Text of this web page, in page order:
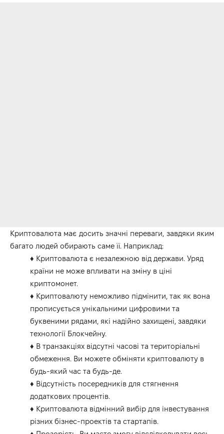
Криптовалюта має досить значні переваги, завдяки яким
багато людей обирають саме її. Наприклад:
♦ Криптовалюта є незалежною від держави. Уряд
країни не може впливати на зміну в ціні
криптомонет.
♦ Криптовалюту неможливо підмінити, так як вона
прописується унікальними цифровими та
буквеними рядами, які надійно захищені, завдяки
технології Блокчейну.
♦ В транзакціях відсутні часові та територіальні
обмеження. Ви можете обміняти криптовалюту в
будь-який час та будь-де.
♦ Відсутність посередників для стягнення
додаткових процентів.
♦ Криптовалюта відмінний вибір для інвестування
різних бізнес-проектів та стартапів.